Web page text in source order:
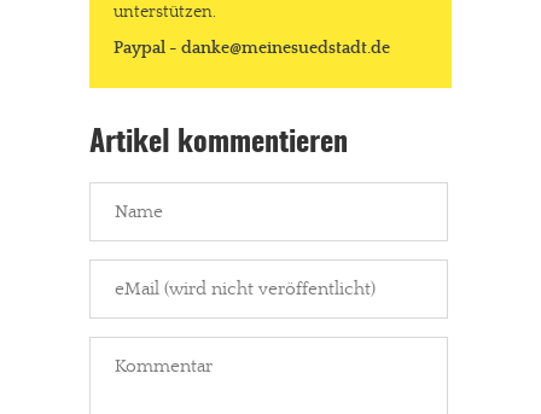
unterstützen.
Paypal - danke@meinesuedstadt.de
Artikel kommentieren